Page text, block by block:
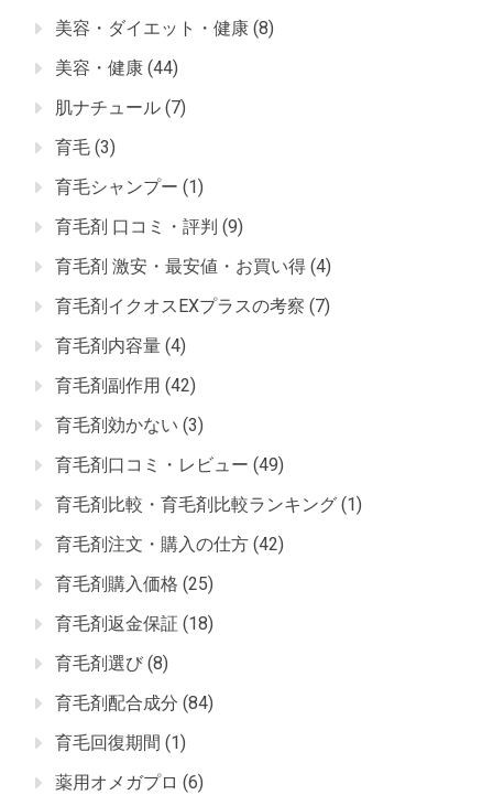
美容・ダイエット・健康 (8)
美容・健康 (44)
肌ナチュール (7)
育毛 (3)
育毛シャンプー (1)
育毛剤 口コミ・評判 (9)
育毛剤 激安・最安値・お買い得 (4)
育毛剤イクオスEXプラスの考察 (7)
育毛剤内容量 (4)
育毛剤副作用 (42)
育毛剤効かない (3)
育毛剤口コミ・レビュー (49)
育毛剤比較・育毛剤比較ランキング (1)
育毛剤注文・購入の仕方 (42)
育毛剤購入価格 (25)
育毛剤返金保証 (18)
育毛剤選び (8)
育毛剤配合成分 (84)
育毛回復期間 (1)
薬用オメガプロ (6)